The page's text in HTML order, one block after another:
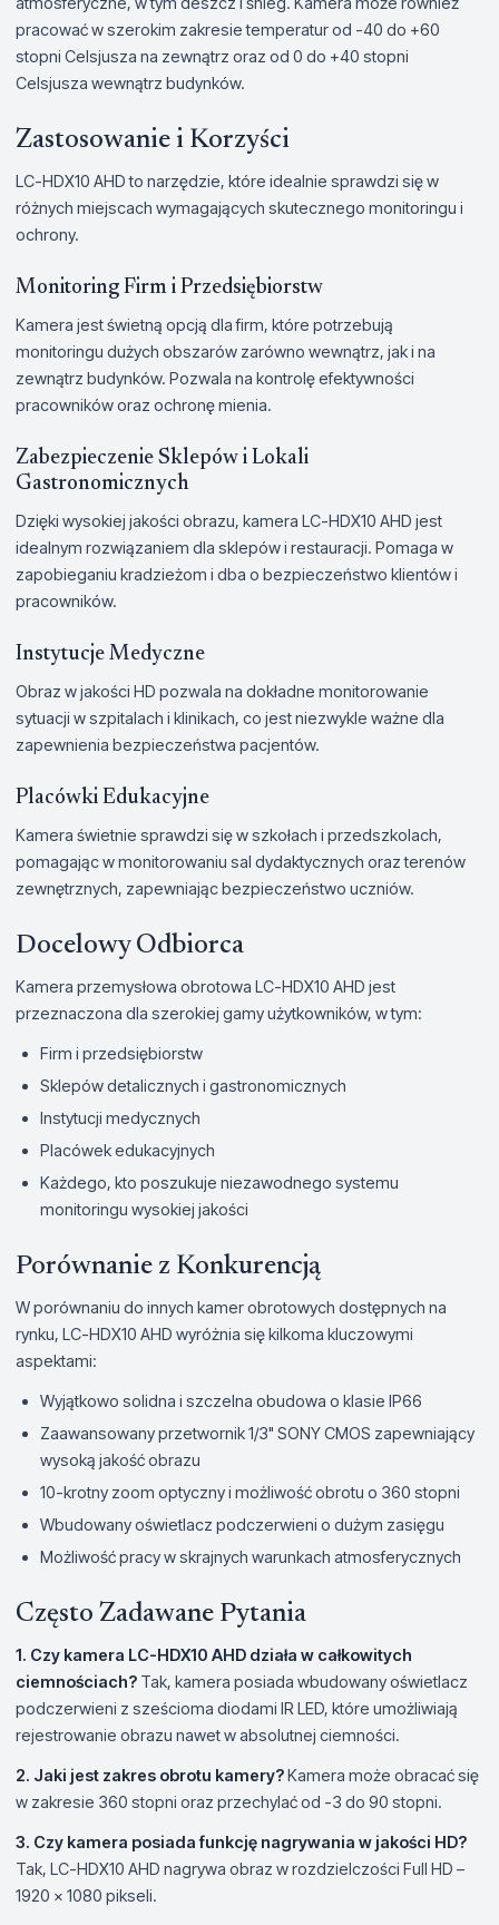
pracować w szerokim zakresie temperatur od -40 do +60
stopni Celsjusza na zewnątrz oraz od 0 do +40 stopni
Celsjusza wewnątrz budynków.
Zastosowanie i Korzyści
LC-HDX10 AHD to narzędzie, które idealnie sprawdzi się w
różnych miejscach wymagających skutecznego monitoringu i
ochrony.
Monitoring Firm i Przedsiębiorstw
Kamera jest świetną opcją dla firm, które potrzebują
monitoringu dużych obszarów zarówno wewnątrz, jak i na
zewnątrz budynków. Pozwala na kontrolę efektywności
pracowników oraz ochronę mienia.
Zabezpieczenie Sklepów i Lokali
Gastronomicznych
Dzięki wysokiej jakości obrazu, kamera LC-HDX10 AHD jest
idealnym rozwiązaniem dla sklepów i restauracji. Pomaga w
zapobieganiu kradzieżom i dba o bezpieczeństwo klientów i
pracowników.
Instytucje Medyczne
Obraz w jakości HD pozwala na dokładne monitorowanie
sytuacji w szpitalach i klinikach, co jest niezwykle ważne dla
zapewnienia bezpieczeństwa pacjentów.
Placówki Edukacyjne
Kamera świetnie sprawdzi się w szkołach i przedszkolach,
pomagając w monitorowaniu sal dydaktycznych oraz terenów
zewnętrznych, zapewniając bezpieczeństwo uczniów.
Docelowy Odbiorca
Kamera przemysłowa obrotowa LC-HDX10 AHD jest
przeznaczona dla szerokiej gamy użytkowników, w tym:
Firm i przedsiębiorstw
Sklepów detalicznych i gastronomicznych
Instytucji medycznych
Placówek edukacyjnych
Każdego, kto poszukuje niezawodnego systemu
monitoringu wysokiej jakości
Porównanie z Konkurencją
W porównaniu do innych kamer obrotowych dostępnych na
rynku, LC-HDX10 AHD wyróżnia się kilkoma kluczowymi
aspektami:
Wyjątkowo solidna i szczelna obudowa o klasie IP66
Zaawansowany przetwornik 1/3" SONY CMOS zapewniający
wysoką jakość obrazu
10-krotny zoom optyczny i możliwość obrotu o 360 stopni
Wbudowany oświetlacz podczerwieni o dużym zasięgu
Możliwość pracy w skrajnych warunkach atmosferycznych
Często Zadawane Pytania
1. Czy kamera LC-HDX10 AHD działa w całkowitych
ciemnościach? Tak, kamera posiada wbudowany oświetlacz
podczerwieni z sześcioma diodami IR LED, które umożliwiają
rejestrowanie obrazu nawet w absolutnej ciemności.
2. Jaki jest zakres obrotu kamery?Kamera może obracać się
w zakresie 360 stopni oraz przechylać od -3 do 90 stopni.
3. Czy kamera posiada funkcję nagrywania w jakości HD?
Tak, LC-HDX10 AHD nagrywa obraz w rozdzielczości Full HD –
1920 x 1080 pikseli.